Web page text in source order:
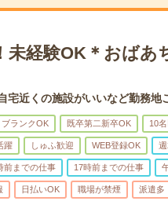
未経験OK＊おばあ
近くの施設がいいなど勤務地
ブランクOK 既卒第二新卒OK 10
躍 しゅふ歓迎 WEB登録OK
前までの仕事 17時前までの仕事
日払いOK 職場が禁煙 派遣多